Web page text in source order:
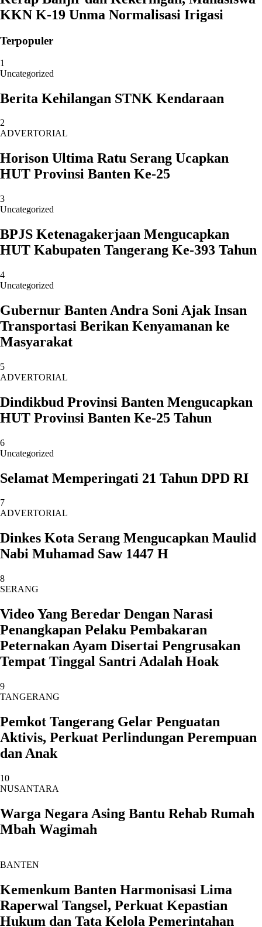
KKN K-19 Unma Normalisasi Irigasi
Terpopuler
1
Uncategorized
Berita Kehilangan STNK Kendaraan
2
ADVERTORIAL
Horison Ultima Ratu Serang Ucapkan
HUT Provinsi Banten Ke-25
3
Uncategorized
BPJS Ketenagakerjaan Mengucapkan
HUT Kabupaten Tangerang Ke-393 Tahun
4
Uncategorized
Gubernur Banten Andra Soni Ajak Insan
Transportasi Berikan Kenyamanan ke
Masyarakat
5
ADVERTORIAL
Dindikbud Provinsi Banten Mengucapkan
HUT Provinsi Banten Ke-25 Tahun
6
Uncategorized
Selamat Memperingati 21 Tahun DPD RI
7
ADVERTORIAL
Dinkes Kota Serang Mengucapkan Maulid
Nabi Muhamad Saw 1447 H
8
SERANG
Video Yang Beredar Dengan Narasi
Penangkapan Pelaku Pembakaran
Peternakan Ayam Disertai Pengrusakan
Tempat Tinggal Santri Adalah Hoak
9
TANGERANG
Pemkot Tangerang Gelar Penguatan
Aktivis, Perkuat Perlindungan Perempuan
dan Anak
10
NUSANTARA
Warga Negara Asing Bantu Rehab Rumah
Mbah Wagimah
BANTEN
Kemenkum Banten Harmonisasi Lima
Raperwal Tangsel, Perkuat Kepastian
Hukum dan Tata Kelola Pemerintahan